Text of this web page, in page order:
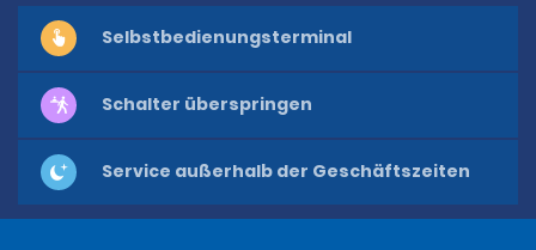
Selbstbedienungsterminal
Schalter überspringen
Service außerhalb der Geschäftszeiten